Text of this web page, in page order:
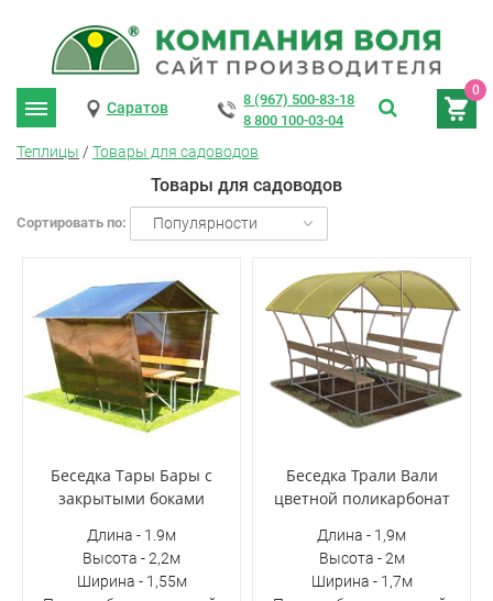
0
Саратов
8 (967) 500-83-18
8 800 100-03-04
Теплицы / Товары для садоводов
Товары для садоводов
Сортировать по: Популярности
Беседка Тары Бары с
закрытыми боками
Длина - 1.9м
Высота - 2,2м
Ширина - 1,55м
Беседка Трали Вали
цветной поликарбонат
Длина - 1,9м
Высота - 2м
Ширина - 1,7м